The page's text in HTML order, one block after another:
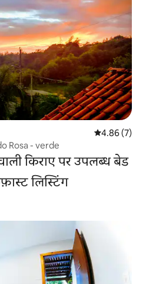
औसत रेटिंग 5 में
4.86 (7)
Rei Praia do Rosa - verde
किराए पर उपलब्ध बेड
लिस्टिंग